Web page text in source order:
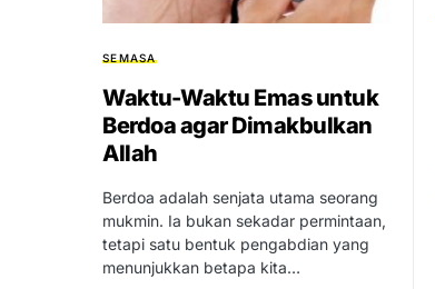
SEMASA
Waktu-Waktu Emas untuk
Berdoa agar Dimakbulkan
Allah
Berdoa adalah senjata utama seorang
mukmin. Ia bukan sekadar permintaan,
tetapi satu bentuk pengabdian yang
menunjukkan betapa kita…